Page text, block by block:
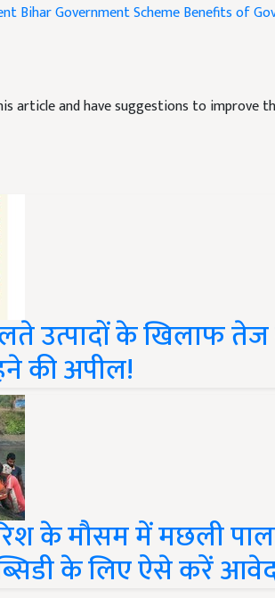
Bihar Government SchemeBenefits of
article and have suggestions to improve
उत्पादों के खिलाफ तेज
की अपील!
के मौसम में मछली
के लिए ऐसे करें